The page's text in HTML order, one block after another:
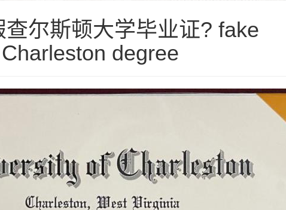
尔斯顿大学毕业证? fake
degree